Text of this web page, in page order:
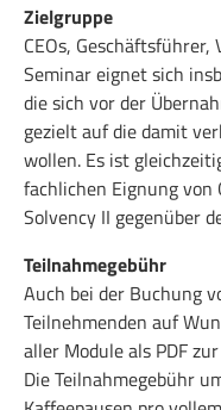
Zielgruppe
CEOs,
Seminar eignet sich
die sich vor der
gezielt auf die damit
wollen. Es ist
fachlichen Eignung
Solvency II gegenüber
Teilnahmegebühr
Auch bei der Buchung
Teilnehmenden auf
aller Module als PDF
Die Teilnahmegebühr